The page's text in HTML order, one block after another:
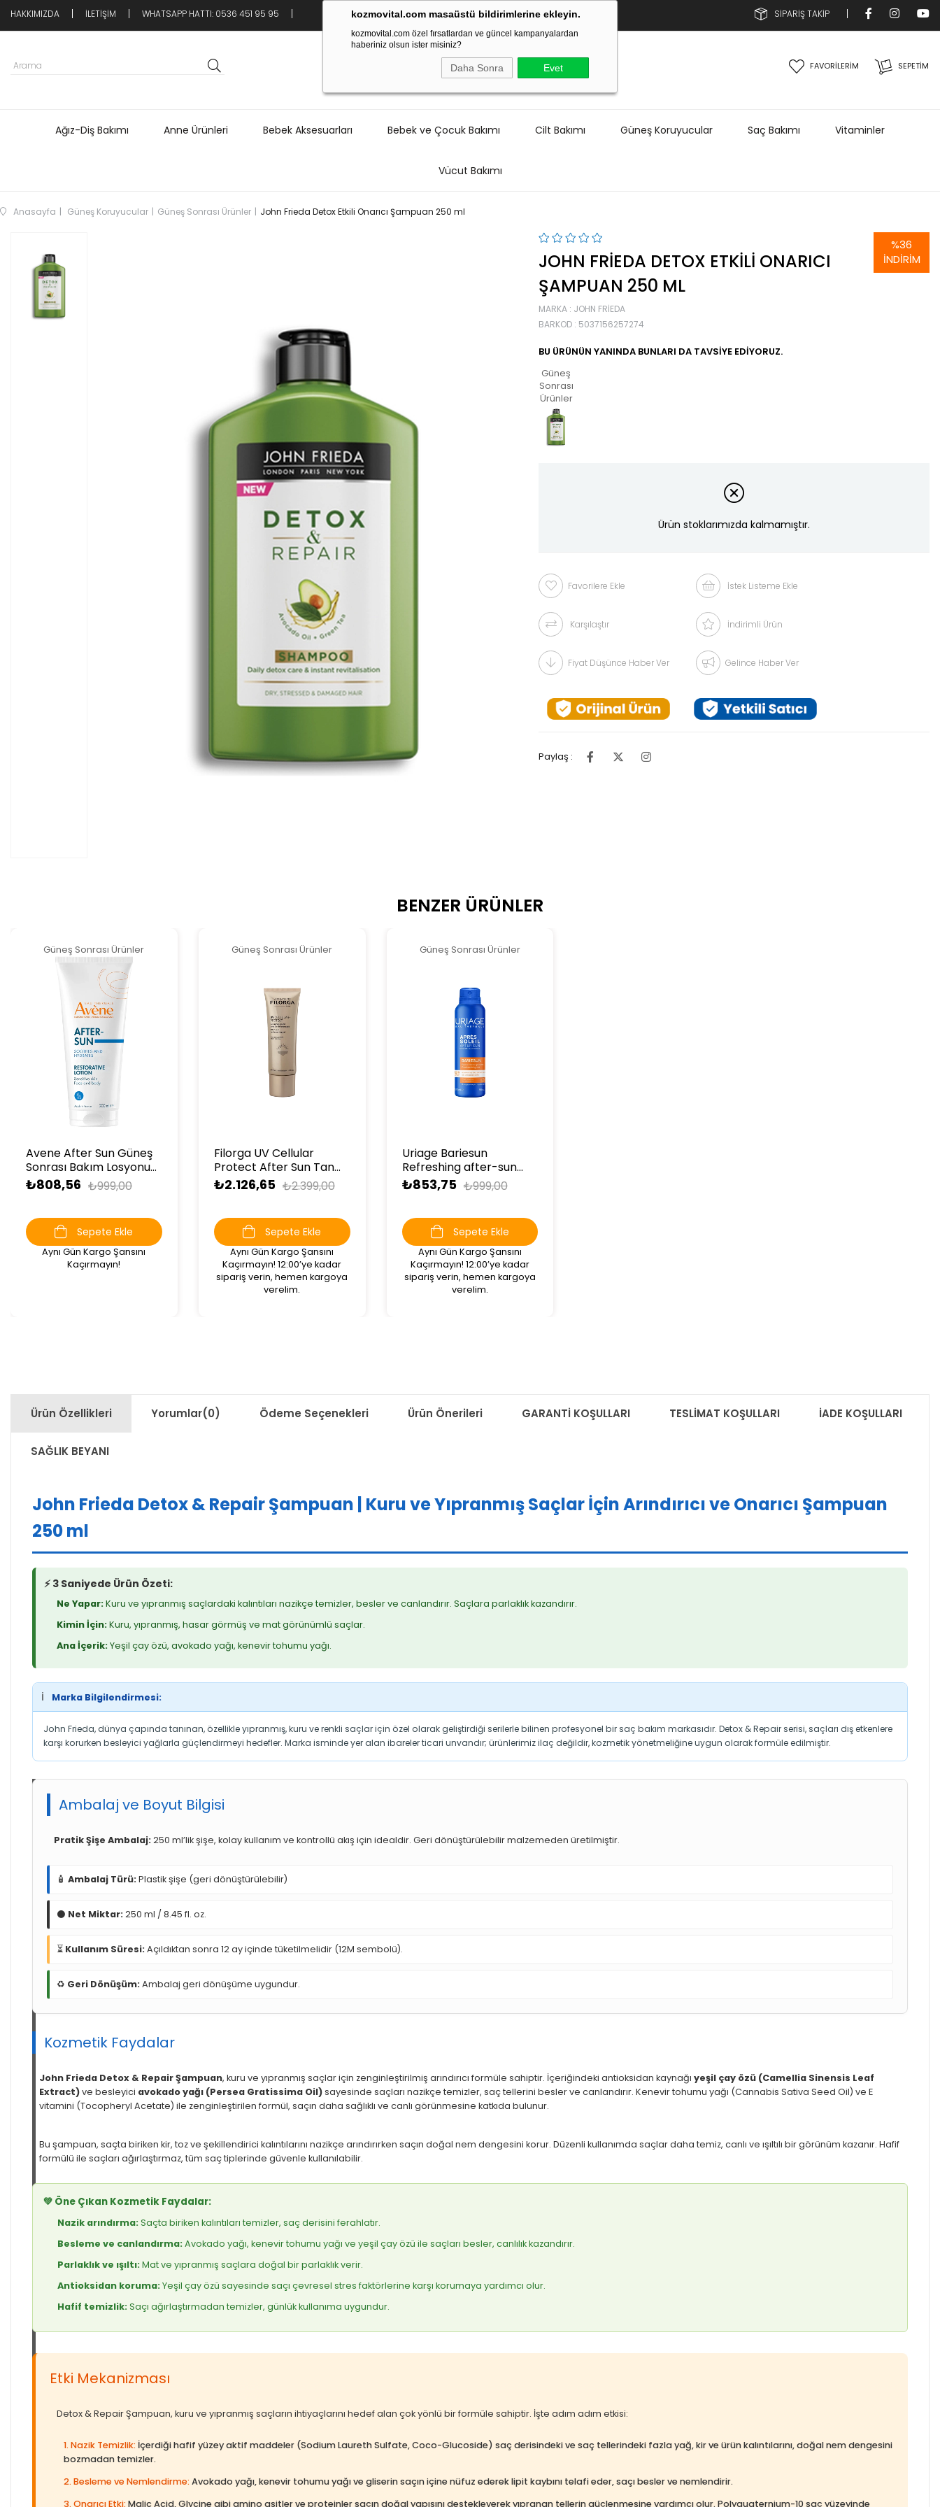
kozmovital.com masaüstü bildirimlerine ekleyin.
kozmovital.com özel fırsatlardan ve güncel kampanyalardan
haberiniz olsun ister misiniz?
Daha Sonra Evet
HAKKIMIZDA İLETİŞİM WHATSAPP HATTI: 0536 451 95 95 SİPARİŞ TAKİP
SEPETIM
FAVORİLERİM
Ağız-Diş Bakımı Anne Ürünleri Bebek Aksesuarları Bebek ve Çocuk Bakımı Cilt Bakımı Güneş Koruyucular Saç Bakımı Vitaminler
Vücut Bakımı
Anasayfa Güneş Koruyucular Güneş Sonrası Ürünler John Frieda Detox Etkili Onarıcı Şampuan 250 ml
JOHN FRIEDA DETOX ETKILI ONARICI
ŞAMPUAN 250 ML
MARKA : JOHN FRIEDA
BARKOD : 5037156257274
BU ÜRÜNÜN YANINDA BUNLARI DA TAVSIYE EDIYORUZ.
Güneş
Sonrası
Ürünler
%36
İNDIRIM
Ürün stoklarımızda kalmamıştır.
Favorilere Ekle İstek Listeme Ekle
Karşılaştır İndirimli Ürün
Fiyat Düşünce Haber Ver Gelince Haber Ver
Paylaş :
BENZER ÜRÜNLER
Güneş Sonrası Ürünler
Avene After Sun Güneş
Sonrası Bakım Losyonu
200 ml
₺808,56 ₺999,00
Sepete Ekle
Aynı Gün Kargo Şansını
Kaçırmayın!
Güneş Sonrası Ürünler
Filorga UV Cellular
Protect After Sun Tan
Boosting Gel 125 ml
₺2.126,65 ₺2.399,00
Sepete Ekle
Aynı Gün Kargo Şansını
Kaçırmayın! 12:00’ye kadar
sipariş verin, hemen kargoya
verelim.
Güneş Sonrası Ürünler
Uriage Bariesun
Refreshing after-sun
mist 150 ml
₺853,75 ₺999,00
Sepete Ekle
Aynı Gün Kargo Şansını
Kaçırmayın! 12:00’ye kadar
sipariş verin, hemen kargoya
verelim.
Ürün Özellikleri Yorumlar(0) Ödeme Seçenekleri Ürün Önerileri GARANTİ KOŞULLARI TESLİMAT KOŞULLARI İADE KOŞULLARI
SAĞLIK BEYANI
John Frieda Detox & Repair Şampuan | Kuru ve Yıpranmış Saçlar İçin Arındırıcı ve Onarıcı Şampuan
250 ml
⚡ 3 Saniyede Ürün Özeti:
Ne Yapar: Kuru ve yıpranmış saçlardaki kalıntıları nazikçe temizler, besler ve canlandırır. Saçlara parlaklık kazandırır.
Kimin İçin: Kuru, yıpranmış, hasar görmüş ve mat görünümlü saçlar.
Ana İçerik: Yeşil çay özü, avokado yağı, kenevir tohumu yağı.
ℹ️ Marka Bilgilendirmesi:
John Frieda, dünya çapında tanınan, özellikle yıpranmış, kuru ve renkli saçlar için özel olarak geliştirdiği serilerle bilinen profesyonel bir saç bakım markasıdır. Detox & Repair serisi, saçları dış etkenlere
karşı korurken besleyici yağlarla güçlendirmeyi hedefler. Marka isminde yer alan ibareler ticari unvandır; ürünlerimiz ilaç değildir, kozmetik yönetmeliğine uygun olarak formüle edilmiştir.
Ambalaj ve Boyut Bilgisi
Pratik Şişe Ambalaj: 250 ml’lik şişe, kolay kullanım ve kontrollü akış için idealdir. Geri dönüştürülebilir malzemeden üretilmiştir.
🧴 Ambalaj Türü: Plastik şişe (geri dönüştürülebilir)
⚫ Net Miktar: 250 ml / 8.45 fl. oz.
⏳ Kullanım Süresi: Açıldıktan sonra 12 ay içinde tüketilmelidir (12M sembolü).
♻️ Geri Dönüşüm: Ambalaj geri dönüşüme uygundur.
Kozmetik Faydalar
John Frieda Detox & Repair Şampuan, kuru ve yıpranmış saçlar için zenginleştirilmiş arındırıcı formüle sahiptir. İçeriğindeki antioksidan kaynağı yeşil çay özü (Camellia Sinensis Leaf
Extract)ve besleyici avokado yağı (Persea Gratissima Oil)sayesinde saçları nazikçe temizler, saç tellerini besler ve canlandırır. Kenevir tohumu yağı (Cannabis Sativa Seed Oil) ve E
vitamini (Tocopheryl Acetate) ile zenginleştirilen formül, saçın daha sağlıklı ve canlı görünmesine katkıda bulunur.
Bu şampuan, saçta biriken kir, toz ve şekillendirici kalıntılarını nazikçe arındırırken saçın doğal nem dengesini korur. Düzenli kullanımda saçlar daha temiz, canlı ve ışıltılı bir görünüm kazanır. Hafif
formülü ile saçları ağırlaştırmaz, tüm saç tiplerinde güvenle kullanılabilir.
💚 Öne Çıkan Kozmetik Faydalar:
Nazik arındırma: Saçta biriken kalıntıları temizler, saç derisini ferahlatır.
Besleme ve canlandırma: Avokado yağı, kenevir tohumu yağı ve yeşil çay özü ile saçları besler, canlılık kazandırır.
Parlaklık ve ışıltı: Mat ve yıpranmış saçlara doğal bir parlaklık verir.
Antioksidan koruma: Yeşil çay özü sayesinde saçı çevresel stres faktörlerine karşı korumaya yardımcı olur.
Hafif temizlik: Saçı ağırlaştırmadan temizler, günlük kullanıma uygundur.
Etki Mekanizması
Detox & Repair Şampuan, kuru ve yıpranmış saçların ihtiyaçlarını hedef alan çok yönlü bir formüle sahiptir. İşte adım adım etkisi:
1. Nazik Temizlik: İçerdiği hafif yüzey aktif maddeler (Sodium Laureth Sulfate, Coco-Glucoside) saç derisindeki ve saç tellerindeki fazla yağ, kir ve ürün kalıntılarını, doğal nem dengesini
bozmadan temizler.
2. Besleme ve Nemlendirme: Avokado yağı, kenevir tohumu yağı ve gliserin saçın içine nüfuz ederek lipit kaybını telafi eder, saçı besler ve nemlendirir.
3. Onarıcı Etki: Malic Acid, Glycine gibi amino asitler ve proteinler saçın doğal yapısını destekleyerek yıpranan tellerin güçlenmesine yardımcı olur. Polyquaternium-10 saç yüzeyinde